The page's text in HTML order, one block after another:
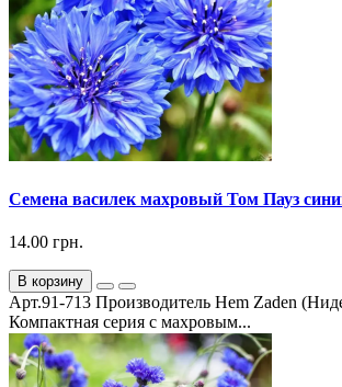
Семена василек махровый Том Пауз
14.00 грн.
В корзину
Арт.91-713 Производитель Hem Zaden
Компактная серия с махровым...